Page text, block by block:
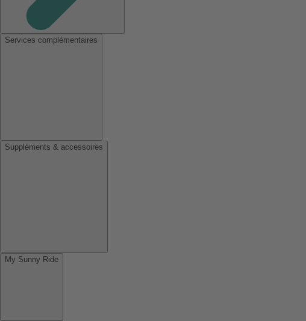
Services complémentaires
Suppléments & accessoires
My Sunny Ride